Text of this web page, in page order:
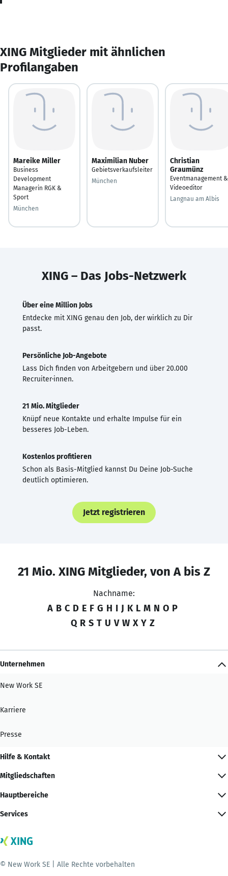
XING Mitglieder mit ähnlichen
Profilangaben
Mareike Miller
Business
Development
Managerin RGK &
Sport
München
Maximilian Nuber
Gebietsverkaufsleiter
München
Christian
Graumünz
Eventmanagement &
Videoeditor
Langnau am Albis
XING – Das Jobs-Netzwerk
Über eine Million Jobs
Entdecke mit XING genau den Job, der wirklich zu Dir
passt.
Persönliche Job-Angebote
Lass Dich finden von Arbeitgebern und über 20.000
Recruiter·innen.
21 Mio. Mitglieder
Knüpf neue Kontakte und erhalte Impulse für ein
besseres Job-Leben.
Kostenlos profitieren
Schon als Basis-Mitglied kannst Du Deine Job-Suche
deutlich optimieren.
Jetzt registrieren
21 Mio. XING Mitglieder, von A bis Z
Nachname:
A B C D E F G H I J K L M N O P
Q R S T U V W X Y Z
Unternehmen
New Work SE
Karriere
Presse
Hilfe & Kontakt
Mitgliedschaften
Hauptbereiche
Services
© New Work SE | Alle Rechte vorbehalten